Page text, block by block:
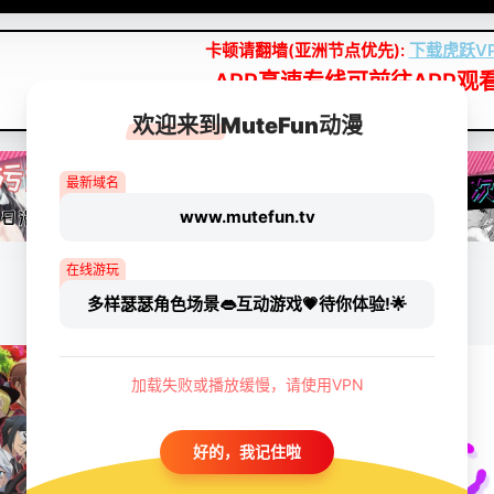
卡顿请翻墙(亚洲节点优先): 下载虎跃
APP高速专线可前往APP观
点我下载APP（仅安卓/苹果暂无）
欢迎来到MuteFun动漫
最新域名
www.mutefun.tv
在线游玩
多样瑟瑟角色场景👄互动游戏💗待你体验!🌟
加载失败或播放缓慢，请使用VPN
好的，我记住啦